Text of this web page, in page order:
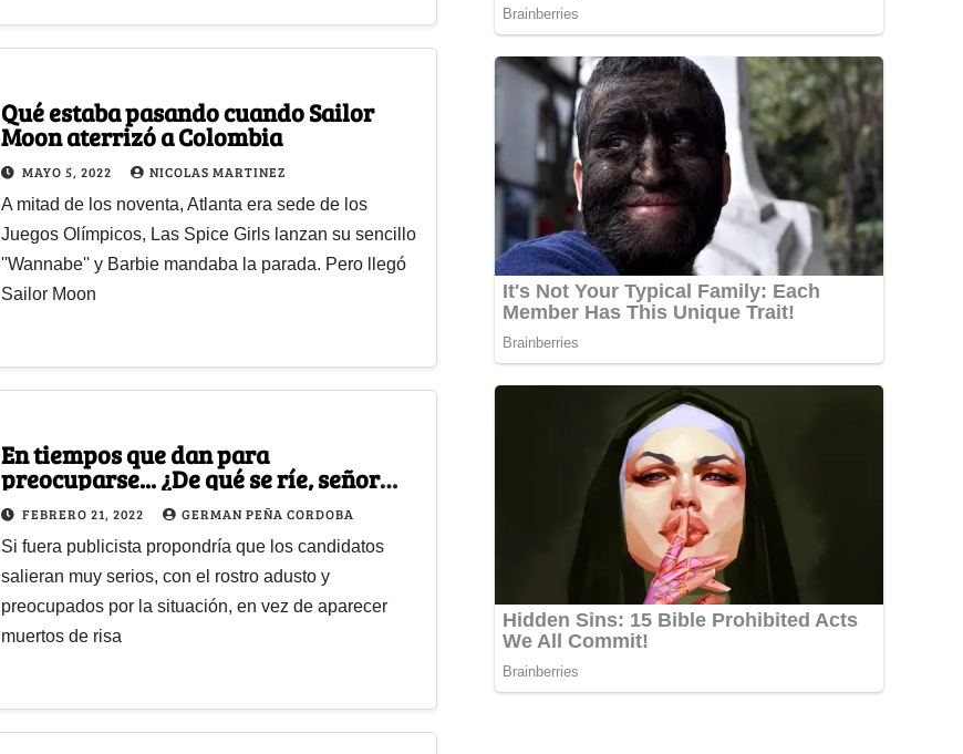
Qué estaba pasando cuando Sailor
Moon aterrizó a Colombia
MAYO 5, 2022 NICOLAS MARTINEZ
A mitad de los noventa, Atlanta era sede de los
Juegos Olímpicos, Las Spice Girls lanzan su sencillo
''Wannabe'' y Barbie mandaba la parada. Pero llegó
Sailor Moon
En tiempos que dan para
preocuparse... ¿De qué se ríe, señor
candidato(a)?
FEBRERO 21, 2022 GERMAN PEÑA CORDOBA
Si fuera publicista propondría que los candidatos
salieran muy serios, con el rostro adusto y
preocupados por la situación, en vez de aparecer
muertos de risa